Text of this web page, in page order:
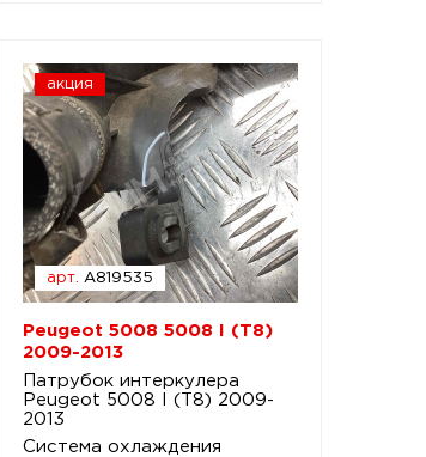
акция
арт. A819535
Peugeot 5008 5008 I (T8)
2009-2013
Патрубок интеркулера
Peugeot 5008 I (T8) 2009-
2013
Система охлаждения